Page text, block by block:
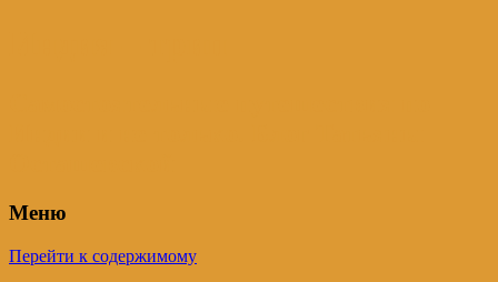
Меню
Перейти к содержимому